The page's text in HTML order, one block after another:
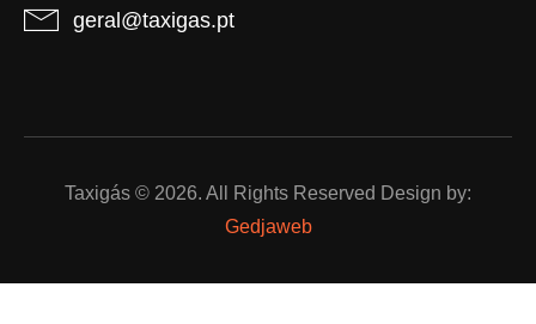
geral@taxigas.pt
Taxigás © 2026. All Rights Reserved Design by:
Gedjaweb